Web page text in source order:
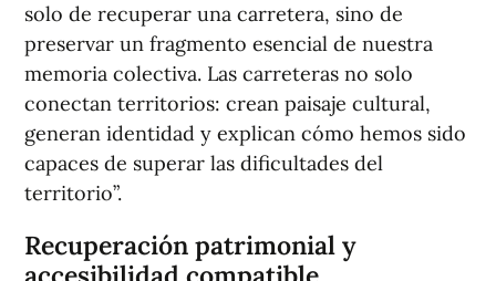
solo de recuperar una carretera, sino de
preservar un fragmento esencial de nuestra
memoria colectiva. Las carreteras no solo
conectan territorios: crean paisaje cultural,
generan identidad y explican cómo hemos sido
capaces de superar las dificultades del
territorio”.
Recuperación patrimonial y